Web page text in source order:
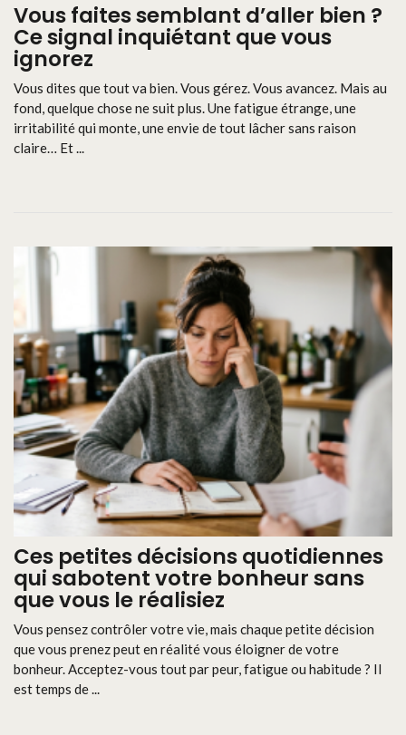
Vous faites semblant d’aller bien ?
Ce signal inquiétant que vous
ignorez
Vous dites que tout va bien. Vous gérez. Vous avancez. Mais au
fond, quelque chose ne suit plus. Une fatigue étrange, une
irritabilité qui monte, une envie de tout lâcher sans raison
claire… Et ...
Ces petites décisions quotidiennes
qui sabotent votre bonheur sans
que vous le réalisiez
Vous pensez contrôler votre vie, mais chaque petite décision
que vous prenez peut en réalité vous éloigner de votre
bonheur. Acceptez-vous tout par peur, fatigue ou habitude ? Il
est temps de ...